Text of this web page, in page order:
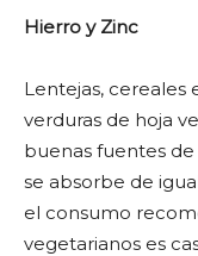
Hierro y Zinc
Lentejas, cereales
verduras de hoja
buenas fuentes
se absorbe de
el consumo
vegetarianos es